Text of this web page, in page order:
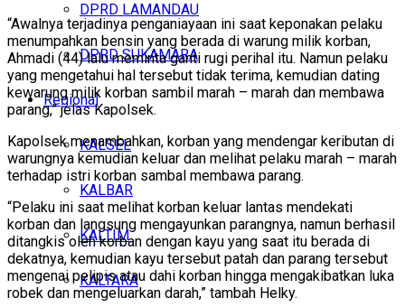
DPRD LAMANDAU
DPRD SUKAMARA
Regional
KALSEL
KALBAR
KALTIM
KALTARA
“Awalnya terjadinya penganiayaan ini saat keponakan pelaku
menumpahkan bensin yang berada di warung milik korban,
Ahmadi (44) lalu meminta ganti rugi perihal itu. Namun pelaku
yang mengetahui hal tersebut tidak terima, kemudian dating
kewarung milik korban sambil marah – marah dan membawa
parang,” jelas Kapolsek.
Kapolsek menambahkan, korban yang mendengar keributan di
warungnya kemudian keluar dan melihat pelaku marah – marah
terhadap istri korban sambal membawa parang.
“Pelaku ini saat melihat korban keluar lantas mendekati
korban dan langsung mengayunkan parangnya, namun berhasil
ditangkis oleh korban dengan kayu yang saat itu berada di
dekatnya, kemudian kayu tersebut patah dan parang tersebut
mengenai pelipis atau dahi korban hingga mengakibatkan luka
robek dan mengeluarkan darah,” tambah Helky.